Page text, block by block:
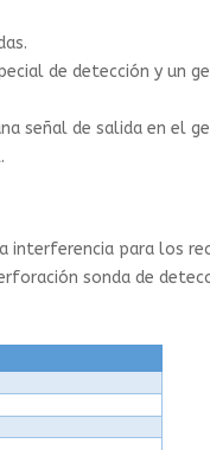
de detección y un
señal de salida en el
para los
sonda de